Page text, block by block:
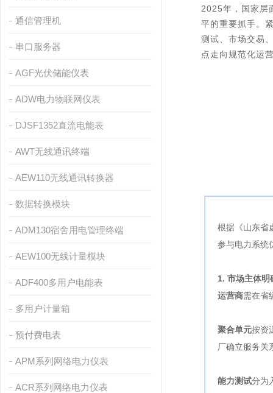
通信管理机
串口服务器
AGF光伏储能仪表
ADW电力物联网仪表
DJSF1352直流电能表
AWT无线通讯终端
AEW110无线通讯转换器
数据转换模块
ADM130宿舍用电管理终端
AEW100无线计量模块
ADF400多用户电能表
多用户计量箱
预付费电表
APM系列网络电力仪表
ACR系列网络电力仪表
2025年，国家层
平的重要抓手。
测试、市场交易
点走向规范化运
根据《山东省
参与电力系统
1. 市场主体明
运营商需在省
聚合单元按资
厂确立服务关
能力测试分为